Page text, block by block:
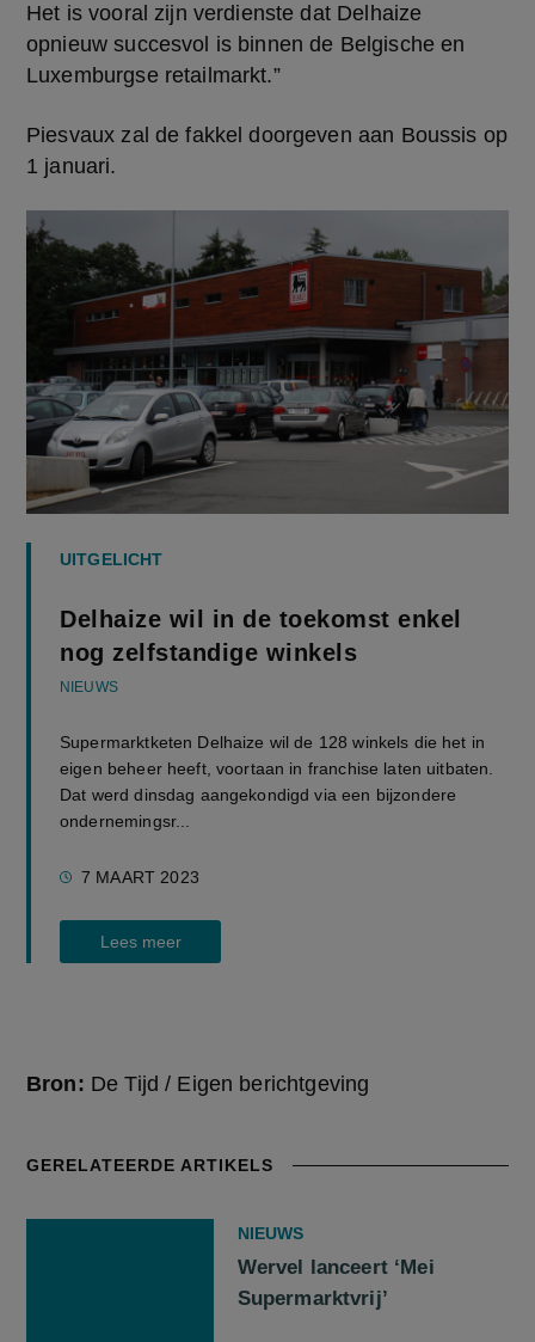
Het is vooral zijn verdienste dat Delhaize
opnieuw succesvol is binnen de Belgische en
Luxemburgse retailmarkt.”
Piesvaux zal de fakkel doorgeven aan Boussis op
1 januari.
UITGELICHT
Delhaize wil in de toekomst enkel
nog zelfstandige winkels
NIEUWS
Supermarktketen Delhaize wil de 128 winkels die het in
eigen beheer heeft, voortaan in franchise laten uitbaten.
Dat werd dinsdag aangekondigd via een bijzondere
ondernemingsr...
7 MAART 2023
Lees meer
Bron: De Tijd / Eigen berichtgeving
GERELATEERDE ARTIKELS
NIEUWS
Wervel lanceert ‘Mei
Supermarktvrij’